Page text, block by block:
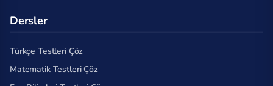
Dersler
Türkçe Testleri Çöz
Matematik Testleri Çöz